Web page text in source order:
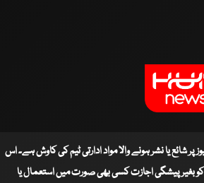
پر شائع یا نشر ہونے والا مواد ادارتی ٹیم کی کاوش ہے۔ اس
کو بغیر پیشگی اجازت کسی بھی صورت میں استعمال یا